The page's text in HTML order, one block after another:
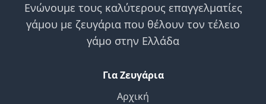
Ενώνουμε τους καλύτερους επαγγελματίες
γάμου με ζευγάρια που θέλουν τον τέλειο
γάμο στην Ελλάδα
Για Ζευγάρια
Αρχική